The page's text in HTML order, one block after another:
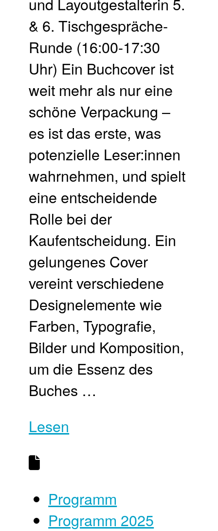
& 6. Tisch­gespräche-
Runde (16:00-17:30
Uhr) Ein Buchcover ist
weit mehr als nur eine
schöne Verpackung –
es ist das erste, was
potenzielle Leser:innen
wahrnehmen, und spielt
eine entscheidende
Rolle bei der
Kaufentscheidung. Ein
gelungenes Cover
vereint verschiedene
Designelemente wie
Farben, Typografie,
Bilder und Komposition,
um die Essenz des
Buches …
Lesen
Programm
Programm 2025